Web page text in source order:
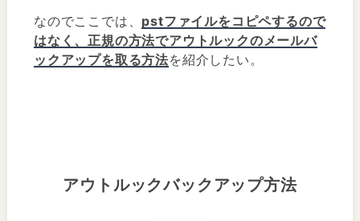
なのでここでは、 pstファイルをコピペするので
はなく、正規の方法でアウトルックのメールバ
ックアップを取る方法を紹介したい。
アウトルックバックアップ方法